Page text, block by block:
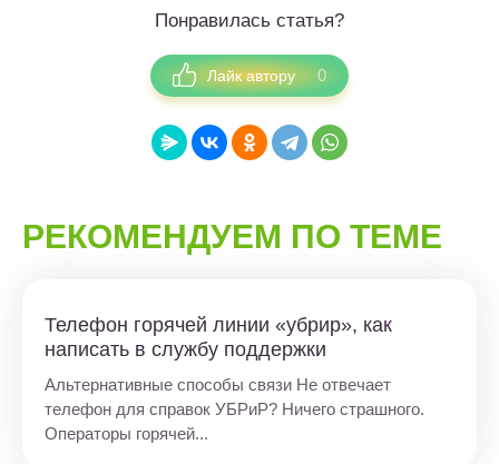
Понравилась статья?
Лайк автору 0
РЕКОМЕНДУЕМ ПО ТЕМЕ
Телефон горячей линии «убрир», как
написать в службу поддержки
Альтернативные способы связи Не отвечает
телефон для справок УБРиР? Ничего страшного.
Операторы горячей...